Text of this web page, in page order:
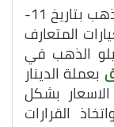
قمنا في هذه الصفحة بعرض سعر الذهب بتاريخ 11-
المتعارف
الذهب في
بعملة الدينار
بشكل
القرارات